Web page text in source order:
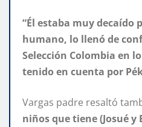
“Él estaba muy decaído
humano, lo llenó de
Selección Colombia en
tenido en cuenta por
Vargas padre resaltó
niños que tiene (Josué